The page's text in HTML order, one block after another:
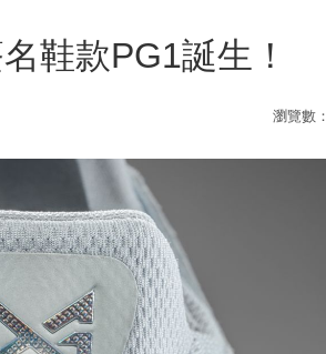
鞋款PG1誕生！
瀏覽數：